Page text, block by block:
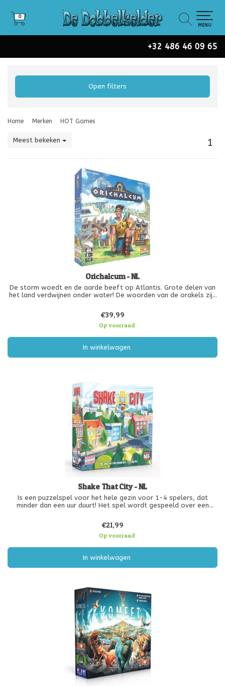
+32 486 46 09 65
0
0
MENU
Open filters
Home Merken HOT Games
Meest bekeken 1
Orichalcum - NL
De storm woedt en de aarde beeft op Atlantis. Grote delen van
het land verdwijnen onder water! De woorden van de orakels zijn
€39,99
Op voorraad
In winkelwagen
Shake That City - NL
Is een puzzelspel voor het hele gezin voor 1-4 spelers, dat
minder dan een uur duurt! Het spel wordt gespeeld over een
hij de o
€21,99
Op voorraad
In winkelwagen